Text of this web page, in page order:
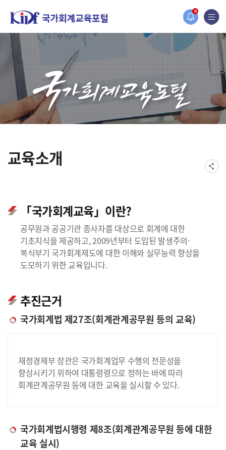
N
홈페이지가 새롭게 개편되었습니다.
한국조세재정연구원홈페이지가 새롭게 개설되었습니다.
교육소개
「국가회계교육」이란?
공무원과 공공기관 종사자를 대상으로 회계에 대한
기초지식을 제공하고, 2009년부터 도입된 발생주의·
복식부기 국가회계제도에 대한 이해와 실무능력 향상을
도모하기 위한 교육입니다.
추진근거
국가회계법 제27조(회계관계공무원 등의 교육)
재정경제부 장관은 국가회계업무 수행의 전문성을
향상시키기 위하여 대통령령으로 정하는 바에 따라
회계관계공무원 등에 대한 교육을 실시할 수 있다.
국가회계법시행령 제8조(회계관계공무원 등에 대한
교육 실시)